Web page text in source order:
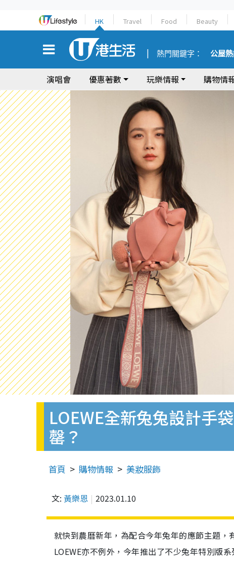
HK Travel Food Beauty
熱門關鍵字： 公屋
演唱會 優惠著數 玩樂情報 購物情
LOEWE全新兔兔設計手
罄？
首頁 購物情報 美妝服飾
文: 黃樂恩 2023.01.10
就快到農曆新年，為配合今年兔年的應節主題
LOEWE亦不例外，今年推出了不少兔年特別版